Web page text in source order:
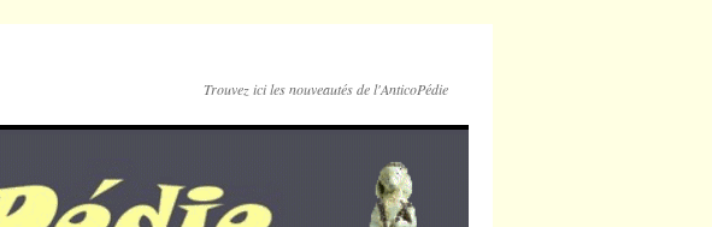
Trouvez ici les nouveautés de l'AnticoPédie